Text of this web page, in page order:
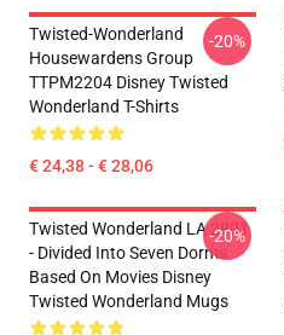
Twisted-Wonderland
Housewardens Group
TTPM2204 Disney Twisted
Wonderland T-Shirts
€ 24,38 - € 28,06
-20%
Twisted Wonderland LA 2801
- Divided Into Seven Dorms
Based On Movies Disney
Twisted Wonderland Mugs
-20%